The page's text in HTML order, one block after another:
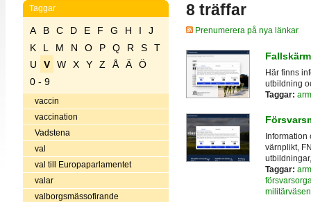
Taggar
A B C D E F G H I
J
K
L M N O P Q R S
T
U
V W X Y Z Å Ä
Ö
0 - 9
vaccin
vaccination
Vadstena
val
val till Europaparlamentet
valar
valborgsmässofirande
8 träffar
Prenumerera på nya länkar
Här finns
utbildning
Taggar:
värnplikt,
Taggar:
militärväsen